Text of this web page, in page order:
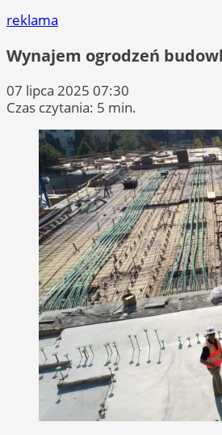
reklama
Wynajem ogrodzeń
07 lipca 2025 07:30
Czas czytania: 5 min.